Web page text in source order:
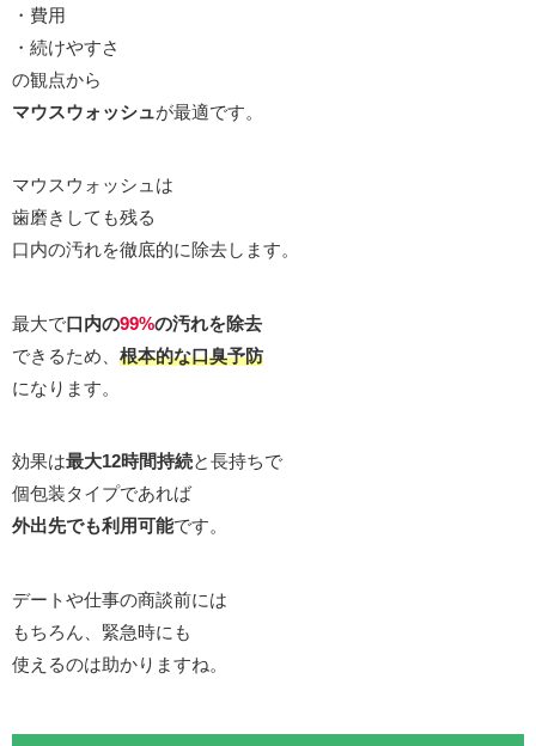
・費用
・続けやすさ
の観点から
マウスウォッシュが最適です。
マウスウォッシュは
歯磨きしても残る
口内の汚れを徹底的に除去します。
最大で口内の99%の汚れを除去
できるため、 根本的な口臭予防
になります。
効果は最大12時間持続と長持ちで
個包装タイプであれば
外出先でも利用可能です。
デートや仕事の商談前には
もちろん、緊急時にも
使えるのは助かりますね。